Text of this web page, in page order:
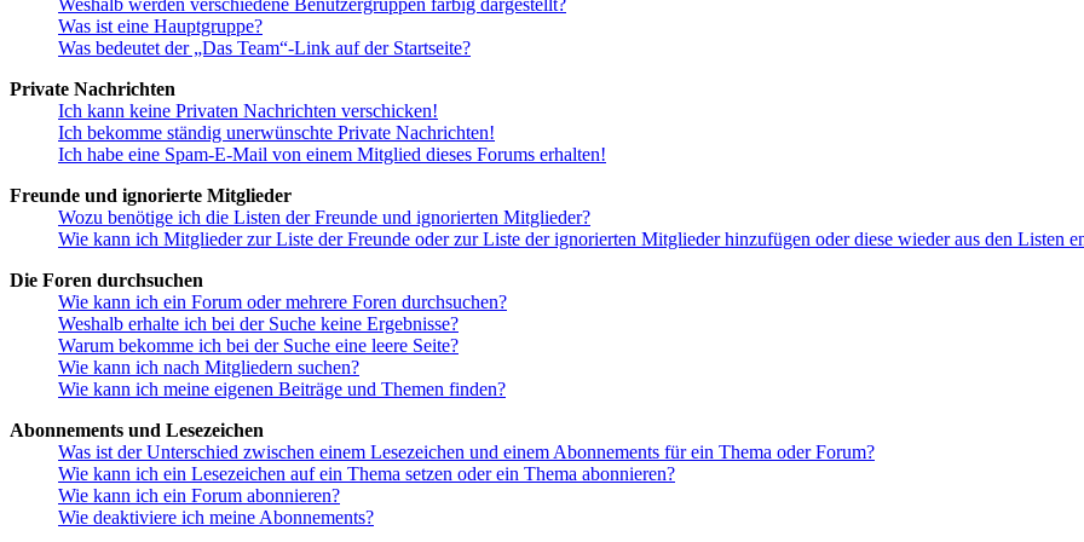
Was ist eine Hauptgruppe?
Was bedeutet der „Das Team“-Link auf der Startseite?
Private Nachrichten
Ich kann keine Privaten Nachrichten verschicken!
Ich bekomme ständig unerwünschte Private Nachrichten!
Ich habe eine Spam-E-Mail von einem Mitglied dieses Forums erhalten!
Freunde und ignorierte Mitglieder
Wozu benötige ich die Listen der Freunde und ignorierten Mitglieder?
Wie kann ich Mitglieder zur Liste der Freunde oder zur Liste der ignorierten Mitglieder hinzufügen oder diese wieder aus den Listen
Die Foren durchsuchen
Wie kann ich ein Forum oder mehrere Foren durchsuchen?
Weshalb erhalte ich bei der Suche keine Ergebnisse?
Warum bekomme ich bei der Suche eine leere Seite?
Wie kann ich nach Mitgliedern suchen?
Wie kann ich meine eigenen Beiträge und Themen finden?
Abonnements und Lesezeichen
Was ist der Unterschied zwischen einem Lesezeichen und einem Abonnements für ein Thema oder Forum?
Wie kann ich ein Lesezeichen auf ein Thema setzen oder ein Thema abonnieren?
Wie kann ich ein Forum abonnieren?
Wie deaktiviere ich meine Abonnements?